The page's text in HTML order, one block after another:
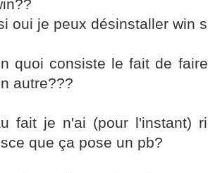
oui je peux désinstaller win
quoi consiste le fait de
autre???
fait je n'ai (pour l'instant)
que ça pose un pb?